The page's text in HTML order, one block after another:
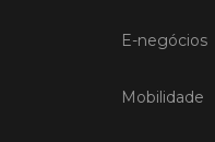
E-negócios
Mobilidade